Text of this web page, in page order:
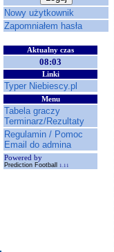
Nowy użytkownik
Zapomniałem hasła
Aktualny czas
08:03
Linki
Typer Niebiescy.pl
Menu
Tabela graczy
Terminarz/Rezultaty
Regulamin / Pomoc
Email do admina
Powered by
Prediction Football 1.11